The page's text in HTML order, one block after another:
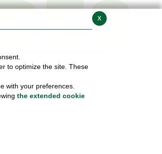
x
to optimize the site. These
with your preferences.
the extended cookie